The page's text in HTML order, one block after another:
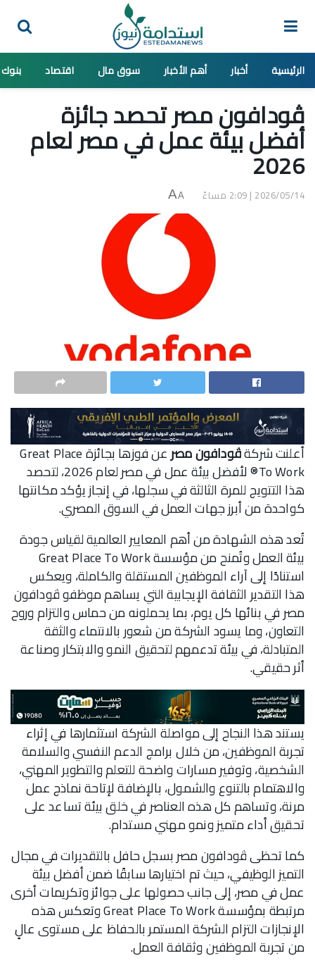
الرئيسية أخبار أهم الأخبار سوق مال اقتصاد بنوك
ڤودافون مصر تحصد جائزة
أفضل بيئة عمل في مصر لعام
2026
2026/05/14 | 2:09 مساءً A
A
أعلنت شركةڤودافون مصر عن فوزها بجائزة Great Place
To Work® لأفضل بيئة عمل في مصر لعام 2026، لتحصد
هذا التتويج للمرة الثالثة في سجلها، في إنجاز يؤكد مكانتها
كواحدة من أبرز جهات العمل في السوق المصري.
تُعد هذه الشهادة من أهم المعايير العالمية لقياس جودة
بيئة العمل وتُمنح من مؤسسة Great Place To Work
استنادًا إلى آراء الموظفين المستقلة والكاملة، ويعكس
هذا التقدير الثقافة الإيجابية التي يساهم موظفو ڤودافون
مصر في بنائها كل يوم، بما يحملونه من حماس والتزام وروح
التعاون، وما يسود الشركة من شعور بالانتماء والثقة
المتبادلة، في بيئة تدعمهم لتحقيق النمو والابتكار وصناعة
أثر حقيقي.
يستند هذا النجاح إلى مواصلة الشركة استثمارها في إثراء
تجربة الموظفين، من خلال برامج الدعم النفسي والسلامة
الشخصية، وتوفير مسارات واضحة للتعلم والتطوير المهني،
والاهتمام بالتنوع والشمول، بالإضافة لإتاحة نماذج عمل
مرنة، وتساهم كل هذه العناصر في خلق بيئة تساعد على
تحقيق أداء متميز ونمو مهني مستدام.
كما تحظى ڤودافون مصر بسجل حافل بالتقديرات في مجال
التميز الوظيفي، حيث تم اختيارها سابقًا ضمن أفضل بيئة
عمل في مصر، إلى جانب حصولها على جوائز وتكريمات أخرى
مرتبطة بمؤسسة Great Place To Work وتعكس هذه
الإنجازات التزام الشركة المستمر بالحفاظ على مستوى عالٍ
من تجربة الموظفين وثقافة العمل.